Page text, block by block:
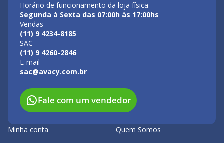
Horário de funcionamento da loja física
Segunda à Sexta das 07:00h às 17:00hs
Vendas
(11) 9 4234-8185
SAC
(11) 9 4260-2846
E-mail
sac@avacy.com.br
Fale com um vendedor
Minha conta
Quem Somos